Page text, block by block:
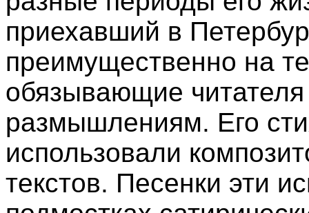
приехавший в
преимущественно на
обязывающие
размышлениям. Его
использовали
текстов. Песенки эти